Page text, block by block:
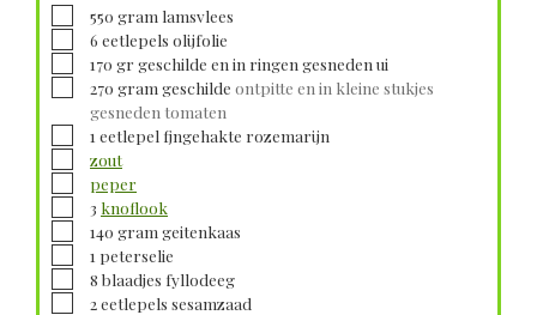
▢
550 gram lamsvlees
▢
6 eetlepels olijfolie
▢170 gr geschilde en in ringen gesneden ui
▢
270 gram geschilde ontpitte en in kleine stukjes
gesneden tomaten
▢1 eetlepel fjngehakte rozemarijn
▢
zout
▢
peper
▢
3 knoflook
▢140 gram geitenkaas
▢1 peterselie
▢
8 blaadjes fyllodeeg
▢
2 eetlepels sesamzaad